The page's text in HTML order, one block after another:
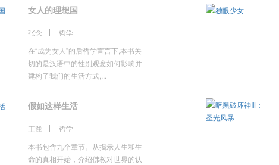
女人的理想国
张念
哲学
在“成为女人”的后哲学宣言下,本书关
切的是汉语中的性别观念如何影响并
建构了我们的生活方式,...
假如这样生活
王践
哲学
本书包含九个章节。从揭示人生和生
命的真相开始，介绍佛教对世界的认